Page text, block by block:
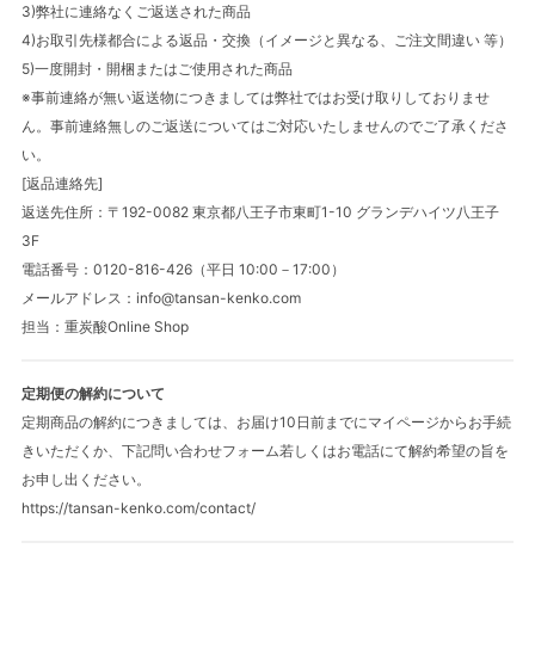
3)弊社に連絡なくご返送された商品
4)お取引先様都合による返品・交換（イメージと異なる、ご注文間違い 等）
5)一度開封・開梱またはご使用された商品
※事前連絡が無い返送物につきましては弊社ではお受け取りしておりませ
ん。事前連絡無しのご返送についてはご対応いたしませんのでご了承くださ
い。
[返品連絡先]
返送先住所：〒192-0082 東京都八王子市東町1-10 グランデハイツ八王子
3F
電話番号：0120-816-426（平日 10:00－17:00）
メールアドレス：info@tansan-kenko.com
担当：重炭酸Online Shop
定期便の解約について
定期商品の解約につきましては、お届け10日前までにマイページからお手続
きいただくか、下記問い合わせフォーム若しくはお電話にて解約希望の旨を
お申し出ください。
https://tansan-kenko.com/contact/